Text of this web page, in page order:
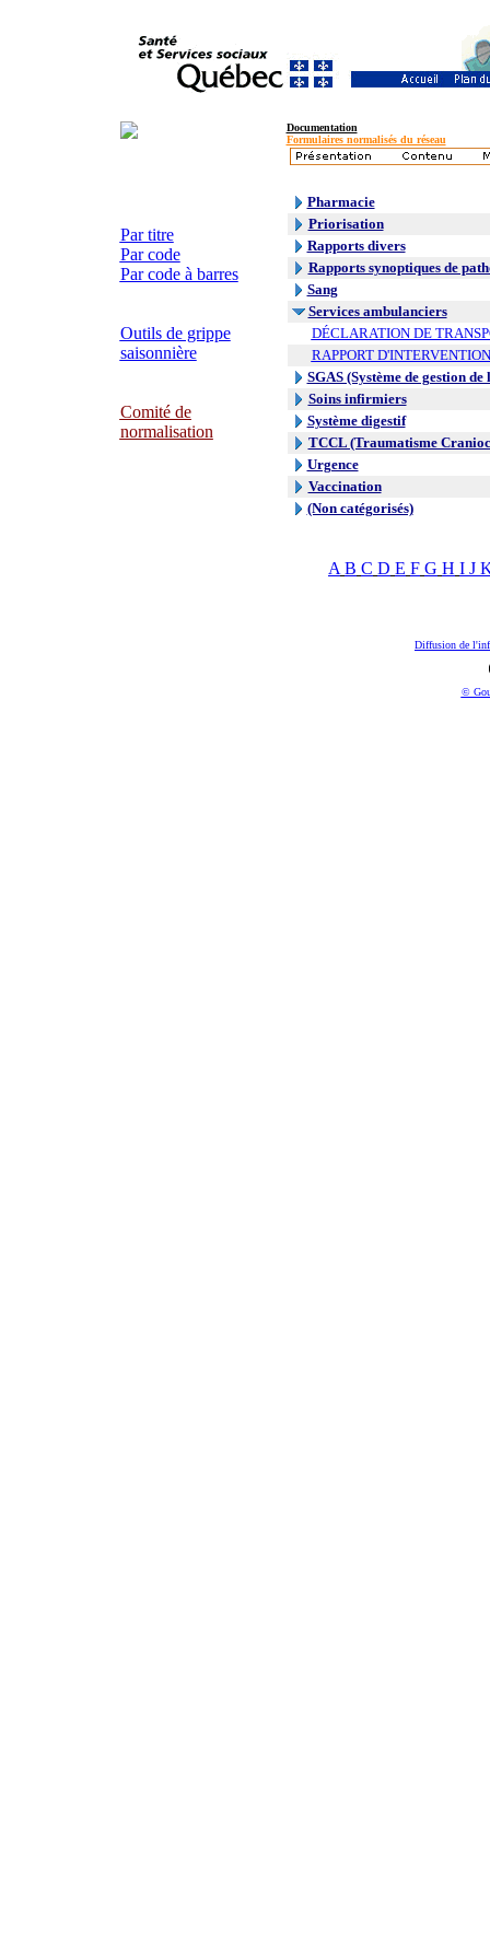
Documentation
Formulaires normalisés du réseau
Par titre
Par code
Par code à barres
Outils de grippe
saisonnière
Comité de
normalisation
Pharmacie
Priorisation
Rapports divers
Rapports synoptiques de
Sang
Services ambulanciers
DÉCLARATION DE
RAPPORT
SGAS (Système de gestion
Soins infirmiers
Système digestif
TCCL (Traumatisme
Urgence
Vaccination
(Non catégorisés)
A B C D E F G H I J
Diffusion de
©